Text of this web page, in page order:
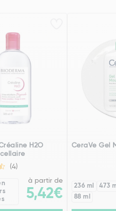
H2O
(4)
à partir de
5,42€
CeraVe Gel
236 ml
473
88 ml